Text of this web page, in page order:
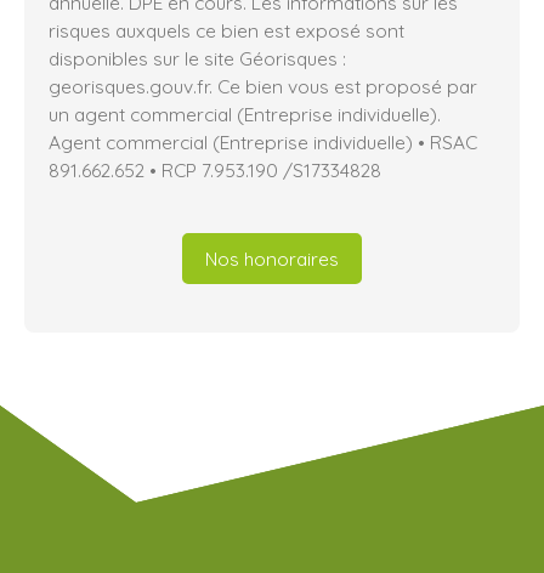
risques auxquels ce bien est exposé sont
disponibles sur le site Géorisques :
georisques.gouv.fr. Ce bien vous est proposé par
un agent commercial (Entreprise individuelle).
Agent commercial (Entreprise individuelle) • RSAC
891.662.652 • RCP 7.953.190 /S17334828
Nos honoraires